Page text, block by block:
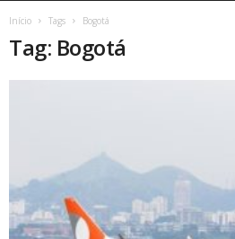
Início Tags Bogotá
Tag: Bogotá